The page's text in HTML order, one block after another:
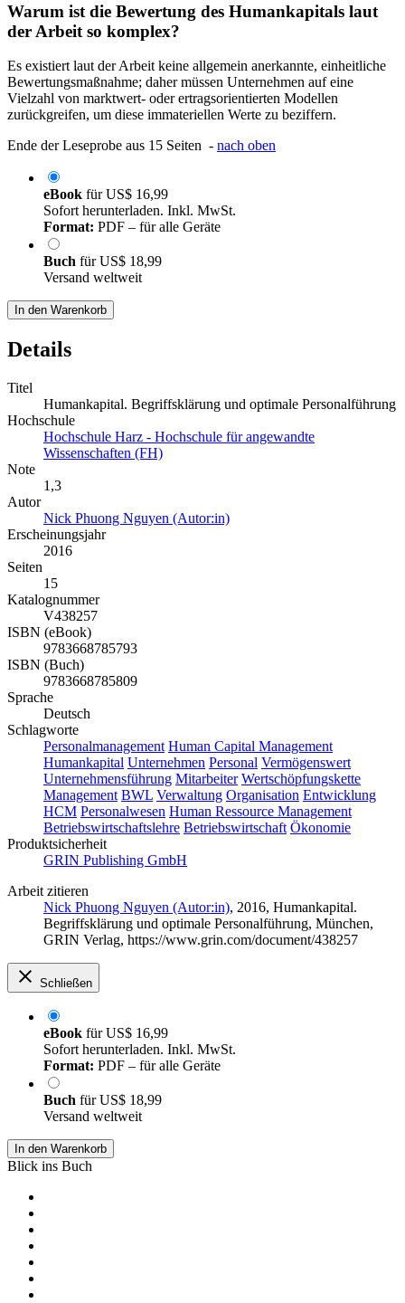
Warum ist die Bewertung des Humankapitals laut
der Arbeit so komplex?
Es existiert laut der Arbeit keine allgemein anerkannte, einheitliche
Bewertungsmaßnahme; daher müssen Unternehmen auf eine
Vielzahl von marktwert- oder ertragsorientierten Modellen
zurückgreifen, um diese immateriellen Werte zu beziffern.
Ende der Leseprobe aus 15 Seiten - nach oben
eBook fürUS$ 16,99
Sofort herunterladen. Inkl. MwSt.
Format: PDF – für alle Geräte
Buch fürUS$ 18,99
Versand weltweit
In den Warenkorb
Details
Titel
Humankapital. Begriffsklärung und optimale Personalführung
Hochschule
Hochschule Harz - Hochschule für angewandte
Wissenschaften (FH)
Note
1,3
Autor
Nick Phuong Nguyen (Autor:in)
Erscheinungsjahr
2016
Seiten
15
Katalognummer
V438257
ISBN (eBook)
9783668785793
ISBN (Buch)
9783668785809
Sprache
Deutsch
Schlagworte
Personalmanagement Human Capital Management
Humankapital Unternehmen Personal Vermögenswert
Unternehmensführung Mitarbeiter Wertschöpfungskette
Management BWL Verwaltung Organisation Entwicklung
HCM Personalwesen Human Ressource Management
Betriebswirtschaftslehre Betriebswirtschaft Ökonomie
Produktsicherheit
GRIN Publishing GmbH
Arbeit zitieren
Nick Phuong Nguyen (Autor:in), 2016, Humankapital.
Begriffsklärung und optimale Personalführung, München,
GRIN Verlag, https://www.grin.com/document/438257
Schließen
eBook fürUS$ 16,99
Sofort herunterladen. Inkl. MwSt.
Format: PDF – für alle Geräte
Buch fürUS$ 18,99
Versand weltweit
In den Warenkorb
Blick ins Buch